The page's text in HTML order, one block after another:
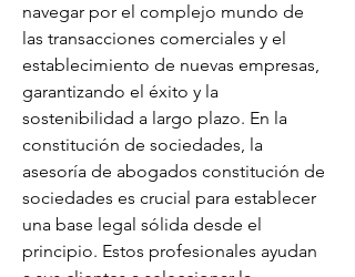
navegar por el complejo mundo de
las transacciones comerciales y el
establecimiento de nuevas empresas,
garantizando el éxito y la
sostenibilidad a largo plazo. En la
constitución de sociedades, la
asesoría de abogados constitución de
sociedades es crucial para establecer
una base legal sólida desde el
principio. Estos profesionales ayudan